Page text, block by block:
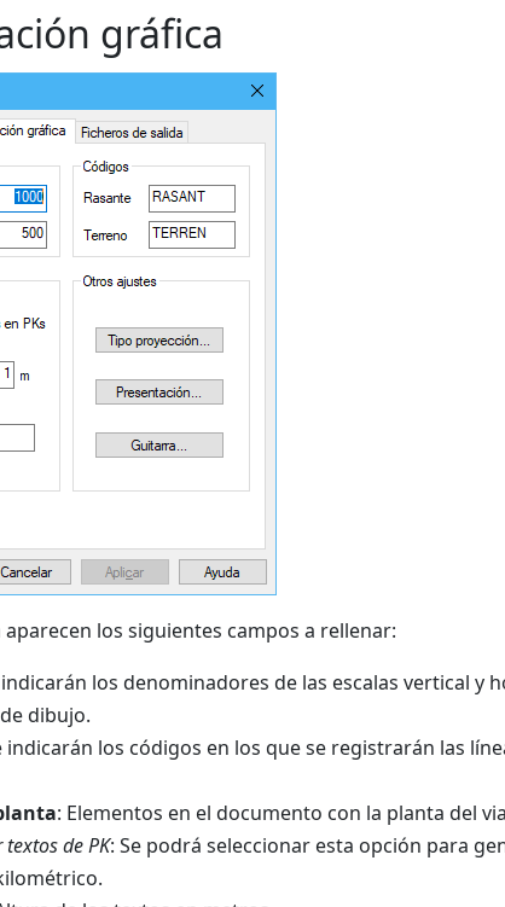
gráfica
aparecen los siguientes campos a rellenar:
indicarán los denominadores de las escalas vertical
dibujo.
indicarán los códigos en los que se registrarán las
: Elementos en el documento con la planta del
textos de PK: Se podrá seleccionar esta opción para